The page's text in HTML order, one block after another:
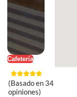
Cafetería
(Basado en 34
opiniones)